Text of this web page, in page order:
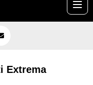
EXTREMA
Extrema